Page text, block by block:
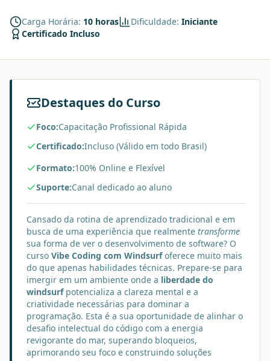
Carga Horária: 10 horas Dificuldade: Iniciante
Certificado Incluso
Destaques do Curso
Foco:Capacitação Profissional Rápida
Certificado:Incluso (Válido em todo Brasil)
Formato:100% Online e Flexível
Suporte:Canal dedicado ao aluno
Cansado da rotina de aprendizado tradicional e em
busca de uma experiência que realmente transforme
sua forma de ver o desenvolvimento de software? O
curso Vibe Coding com Windsurfoferece muito mais
do que apenas habilidades técnicas. Prepare-se para
imergir em um ambiente onde a liberdade do
windsurfpotencializa a clareza mental e a
criatividade necessárias para dominar a
programação. Esta é a sua oportunidade de alinhar o
desafio intelectual do código com a energia
revigorante do mar, superando bloqueios,
aprimorando seu foco e construindo soluções